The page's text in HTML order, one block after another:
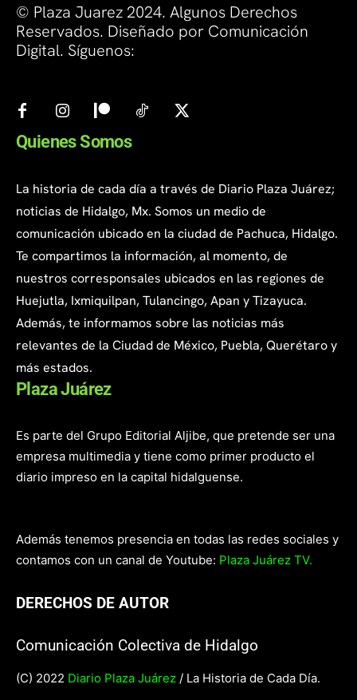
© Plaza Juarez 2024. Algunos Derechos
Reservados. Diseñado por Comunicación
Digital. Síguenos:
Quienes Somos
La historia de cada día a través de Diario Plaza Juárez;
noticias de Hidalgo, Mx. Somos un medio de
comunicación ubicado en la ciudad de Pachuca, Hidalgo.
Te compartimos la información, al momento, de
nuestros corresponsales ubicados en las regiones de
Huejutla, Ixmiquilpan, Tulancingo, Apan y Tizayuca.
Además, te informamos sobre las noticias más
relevantes de la Ciudad de México, Puebla, Querétaro y
más estados.
Plaza Juárez
Es parte del Grupo Editorial Aljibe, que pretende ser una
empresa multimedia y tiene como primer producto el
diario impreso en la capital hidalguense.
Además tenemos presencia en todas las redes sociales y
contamos con un canal de Youtube: Plaza Juárez TV.
DERECHOS DE AUTOR
Comunicación Colectiva de Hidalgo
(C) 2022 Diario Plaza Juárez / La Historia de Cada Día.